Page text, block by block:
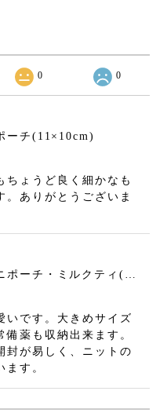
0 0
ーチ(11×10cm)
ちょうど良く細かなも
。ありがとうございま
しろくまのミニポーチ・ミルクティ(11×10cm)
いです。大きめサイズ
薬も収納出来ます。
封が易しく、ニットの
ます。